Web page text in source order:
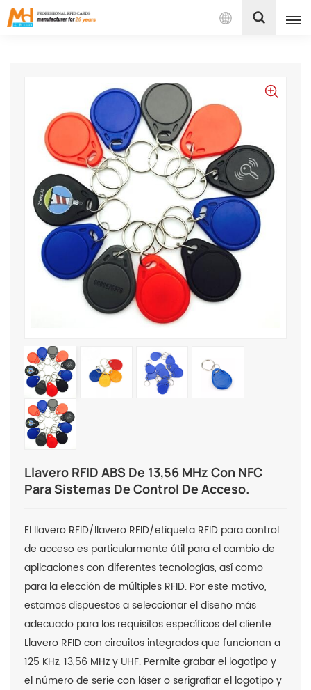
Español
English
Français
Español
Português
بالعربية
Llavero RFID ABS De 13,56 MHz Con NFC
Para Sistemas De Control De Acceso.
El llavero RFID/llavero RFID/etiqueta RFID para control
de acceso es particularmente útil para el cambio de
aplicaciones con diferentes tecnologías, así como
para la elección de múltiples RFID. Por este motivo,
estamos dispuestos a seleccionar el diseño más
adecuado para los requisitos específicos del cliente.
Llavero RFID con circuitos integrados que funcionan a
125 KHz, 13,56 MHz y UHF. Permite grabar el logotipo y
el número de serie con láser o serigrafiar el logotipo y